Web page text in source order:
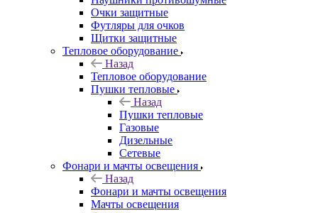
Очки защитные
Футляры для очков
Щитки защитные
Тепловое оборудование
Назад
Тепловое оборудование
Пушки тепловые
Назад
Пушки тепловые
Газовые
Дизельные
Сетевые
Фонари и мачты освещения
Назад
Фонари и мачты освещения
Мачты освещения